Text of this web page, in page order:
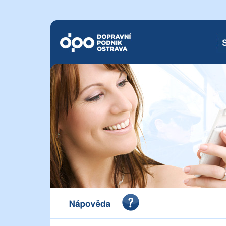
Dopravní podnik Ostrava a.s.
Portál pro vystavení dokladu o zaplacení Dopravního
a.s.
Nápověda